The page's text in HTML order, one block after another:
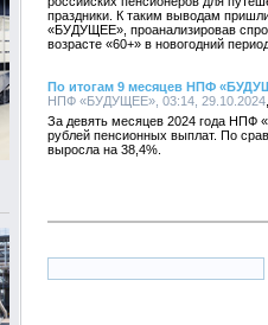
праздники. К таким выводам
«БУДУЩЕЕ», проанализировав
возрасте «60+» в новогодний
По итогам 9 месяцев НПФ
НПФ «БУДУЩЕЕ», 03:14, 29.10.2024
За девять месяцев 2024 года НПФ
рублей пенсионных выплат. По
выросла на 38,4%.